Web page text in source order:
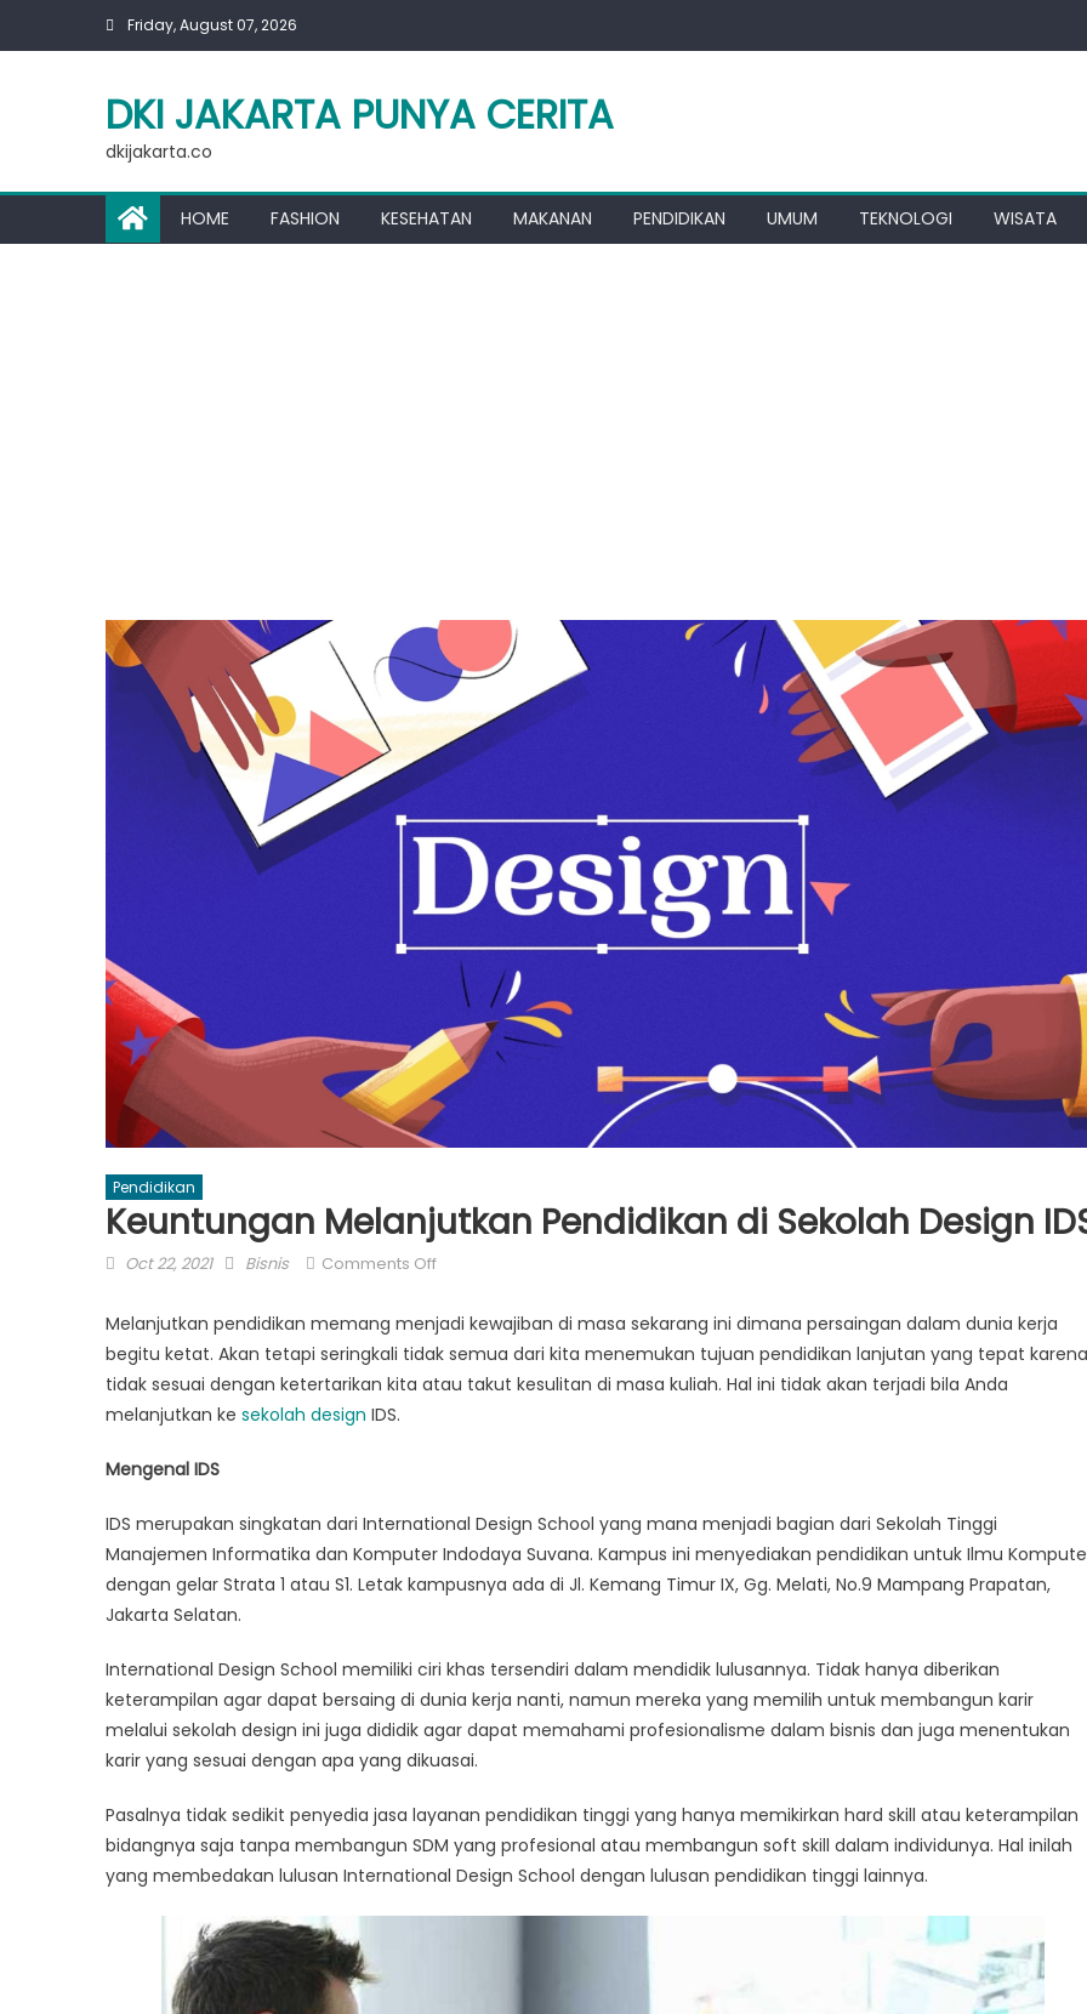
Friday, August 07, 2026
DKI JAKARTA PUNYA CERITA
dkijakarta.co
HOME FASHION KESEHATAN MAKANAN PENDIDIKAN UMUM TEKNOLOGI WISATA
Pendidikan
Keuntungan Melanjutkan Pendidikan di Sekolah Design
Posted
Oct 22, 2021 Author
Bisnis Comments Offon
Melanjutkan
Pendidikan
Melanjutkan pendidikan memang menjadi kewajiban di masa sekarang ini dimana persaingan dalam dunia kerja
begitu ketat. Akan tetapi seringkali tidak semua dari kita menemukan tujuan pendidikan lanjutan yang tepat karena
tidak sesuai dengan ketertarikan kita atau takut kesulitan di masa kuliah. Hal ini tidak akan terjadi bila Anda
melanjutkan ke sekolah design IDS.
Mengenal IDS
IDS merupakan singkatan dari International Design School yang mana menjadi bagian dari Sekolah Tinggi
Manajemen Informatika dan Komputer Indodaya Suvana. Kampus ini menyediakan pendidikan untuk Ilmu
dengan gelar Strata 1 atau S1. Letak kampusnya ada di Jl. Kemang Timur IX, Gg. Melati, No.9 Mampang Prapatan,
Jakarta Selatan.
International Design School memiliki ciri khas tersendiri dalam mendidik lulusannya. Tidak hanya diberikan
keterampilan agar dapat bersaing di dunia kerja nanti, namun mereka yang memilih untuk membangun karir
melalui sekolah design ini juga dididik agar dapat memahami profesionalisme dalam bisnis dan juga menentukan
karir yang sesuai dengan apa yang dikuasai.
Pasalnya tidak sedikit penyedia jasa layanan pendidikan tinggi yang hanya memikirkan hard skill atau keterampilan
bidangnya saja tanpa membangun SDM yang profesional atau membangun soft skill dalam individunya. Hal inilah
yang membedakan lulusan International Design School dengan lulusan pendidikan tinggi lainnya.